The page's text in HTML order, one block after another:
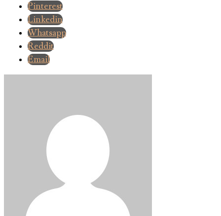
Pinterest
Linkedin
Whatsapp
Reddit
Email